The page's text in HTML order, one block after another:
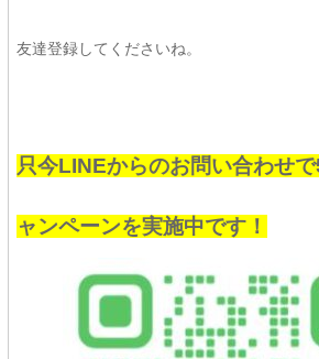
友達登録してくださいね。
只今LINEからのお問い合わせ
ャンペーンを実施中です！